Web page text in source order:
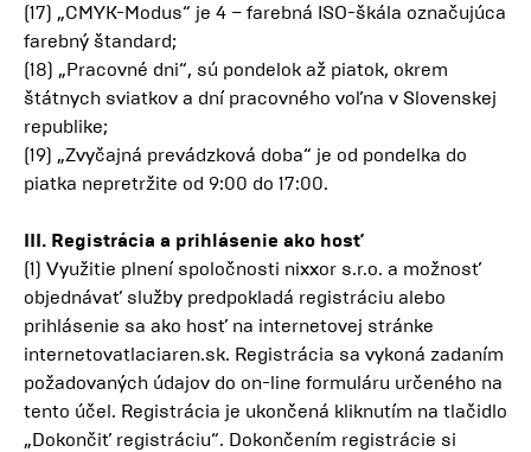
(17) „CMYK-Modus“ je 4 – farebná ISO-škála označujúca
farebný štandard;
(18) „Pracovné dni“, sú pondelok až piatok, okrem
štátnych sviatkov a dní pracovného voľna v Slovenskej
republike;
(19) „Zvyčajná prevádzková doba“ je od pondelka do
piatka nepretržite od 9:00 do 17:00.
III. Registrácia a prihlásenie ako hosť
(1) Využitie plnení spoločnosti nixxor s.r.o. a možnosť
objednávať služby predpokladá registráciu alebo
prihlásenie sa ako hosť na internetovej stránke
internetovatlaciaren.sk. Registrácia sa vykoná zadaním
požadovaných údajov do on-line formuláru určeného na
tento účel. Registrácia je ukončená kliknutím na tlačidlo
„Dokončiť registráciu“. Dokončením registrácie si